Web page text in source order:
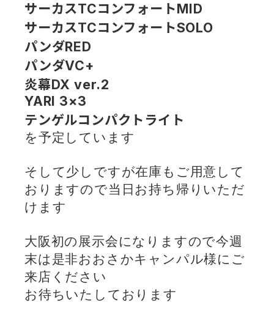
サーカスTCコンフォートMID
サーカスTCコンフォートSOLO
パンダRED
パンダVC+
炎幕DX ver.2
YARI 3×3
テンゲルコンパクトライト
を予定しています
そして少しですが在庫もご用意して
おりますので当日お持ち帰りいただ
けます
大阪初の展示会になりますので今週
末は是非おおさかキャンパル様にご
来店ください
お待ちいたしております